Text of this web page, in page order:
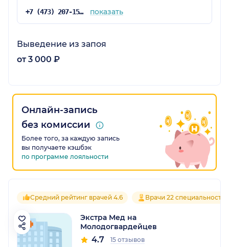
+7 (473) 207-15-80 показать
Выведение из запоя
от 3 000 ₽
Онлайн-запись
без комиссии
Более того, за каждую запись
вы получаете кэшбэк
по программе лояльности
Средний рейтинг врачей 4.6 Врачи 22 специальностей
Экстра Мед на
Молодогвардейцев
4.7 15 отзывов